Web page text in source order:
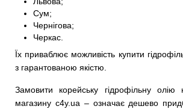
Сум;
Чернігова;
Черкас.
Їх приваблює можливість купити
з гарантованою якістю.
Замовити корейську гідрофільну олію
магазину c4y.ua – означає дешево